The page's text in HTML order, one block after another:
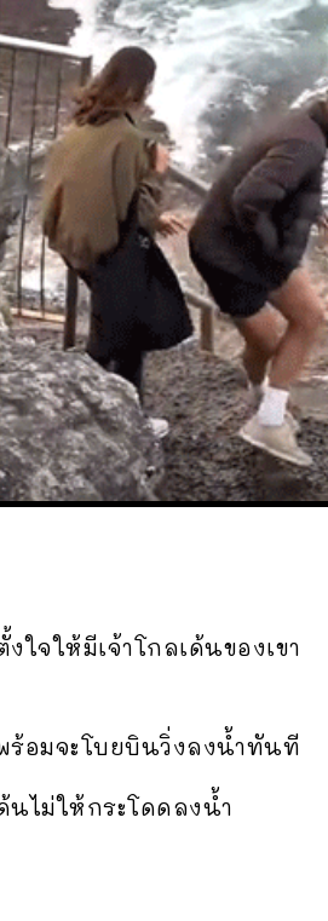
จให้มีเจ้าโกลเด้นของเขา
อมจะโบยบินวิ่งลงน้ำทันที
นไม่ให้กระโดดลงน้ำ